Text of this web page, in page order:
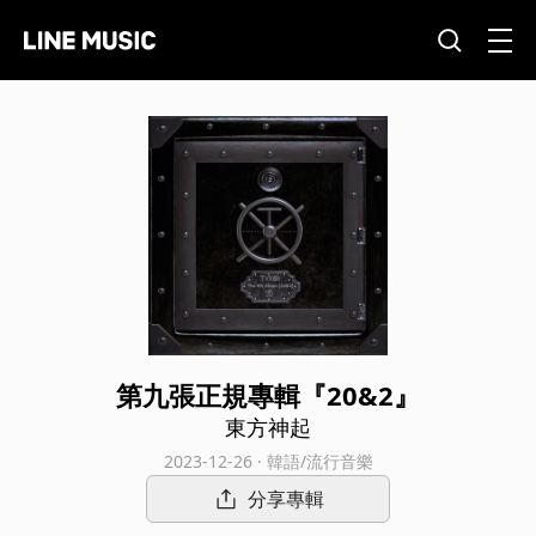
第九張正規專輯『20&2』
東方神起
2023-12-26 · 韓語/流行音樂
分享專輯